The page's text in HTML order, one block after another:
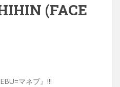
(FACE
マネブ』!!!